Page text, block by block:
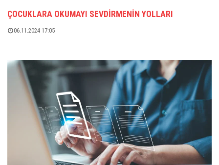
ÇOCUKLARA OKUMAYI SEVDIRMENIN YOLLARI
06.11.2024 17:05